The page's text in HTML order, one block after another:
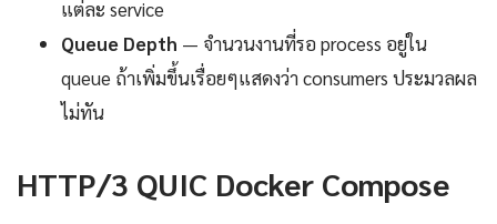
แต่ละ service
Queue Depth — จำนวนงานที่รอ process อยู่ใน
queue ถ้าเพิ่มขึ้นเรื่อยๆแสดงว่า consumers ประมวลผล
ไม่ทัน
HTTP/3 QUIC Docker Compose